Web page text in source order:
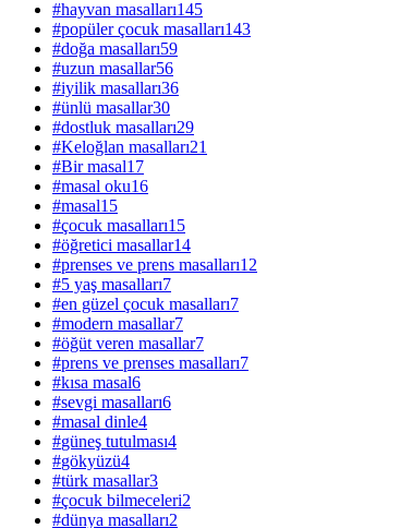
#hayvan masalları145
#popüler çocuk masalları143
#doğa masalları59
#uzun masallar56
#iyilik masalları36
#ünlü masallar30
#dostluk masalları29
#Keloğlan masalları21
#Bir masal17
#masal oku16
#masal15
#çocuk masalları15
#öğretici masallar14
#prenses ve prens masalları12
#5 yaş masalları7
#en güzel çocuk masalları7
#modern masallar7
#öğüt veren masallar7
#prens ve prenses masalları7
#kısa masal6
#sevgi masalları6
#masal dinle4
#güneş tutulması4
#gökyüzü4
#türk masallar3
#çocuk bilmeceleri2
#dünya masalları2